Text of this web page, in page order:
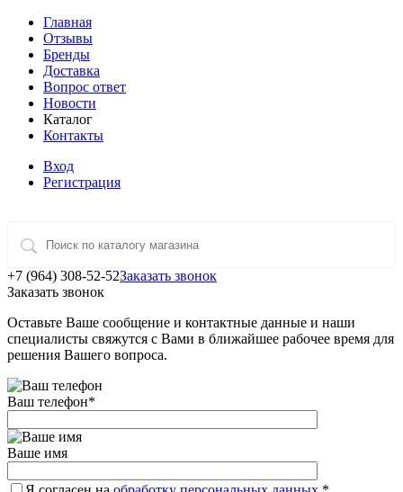
Главная
Отзывы
Бренды
Доставка
Вопрос ответ
Новости
Каталог
Контакты
Вход
Регистрация
+7 (964) 308-52-52Заказать звонок
Заказать звонок
Оставьте Ваше сообщение и контактные данные и наши
специалисты свяжутся с Вами в ближайшее рабочее время для
решения Вашего вопроса.
Ваш телефон*
Ваше имя